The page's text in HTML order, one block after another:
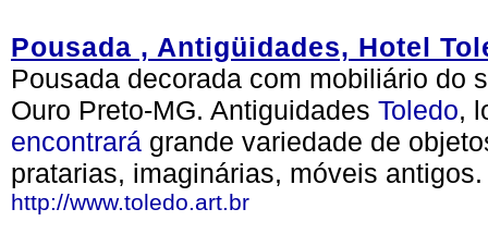
Pousada , Antigüidades, Hotel
Pousada decorada com mobiliário do
Ouro Preto-MG. Antiguidades Toledo,
encontrará grande variedade de
pratarias, imaginárias, móveis
http://www.toledo.art.br